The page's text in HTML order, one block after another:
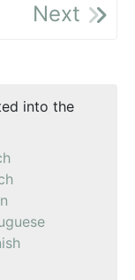
Next
into the